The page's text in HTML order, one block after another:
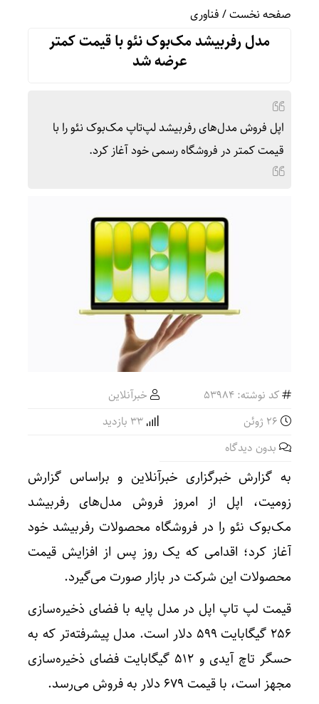
صفحه نخست/فناوری
مدل رفربیشد مک‌بوک نئو با قیمت کمتر
عرضه شد
اپل فروش مدل‌های رفربیشد لپ‌تاپ مک‌بوک نئو را با
قیمت کمتر در فروشگاه رسمی خود آغاز کرد.
کد نوشته: 53984
خبرآنلاین
بدون دیدگاه
به گزارش خبرگزاری خبرآنلاین و براساس گزارش
زومیت، اپل از امروز فروش مدل‌های رفربیشد
مک‌بوک نئو را در فروشگاه محصولات رفربیشد خود
آغاز کرد؛ اقدامی که یک روز پس از افزایش قیمت
محصولات این شرکت در بازار صورت می‌گیرد.
قیمت لپ تاپ اپل در مدل پایه با فضای ذخیره‌سازی
۲۵۶ گیگابایت ۵۹۹ دلار است. مدل پیشرفته‌تر که به
حسگر تاچ آیدی و ۵۱۲ گیگابایت فضای ذخیره‌سازی
مجهز است، با قیمت ۶۷۹ دلار به فروش می‌رسد.